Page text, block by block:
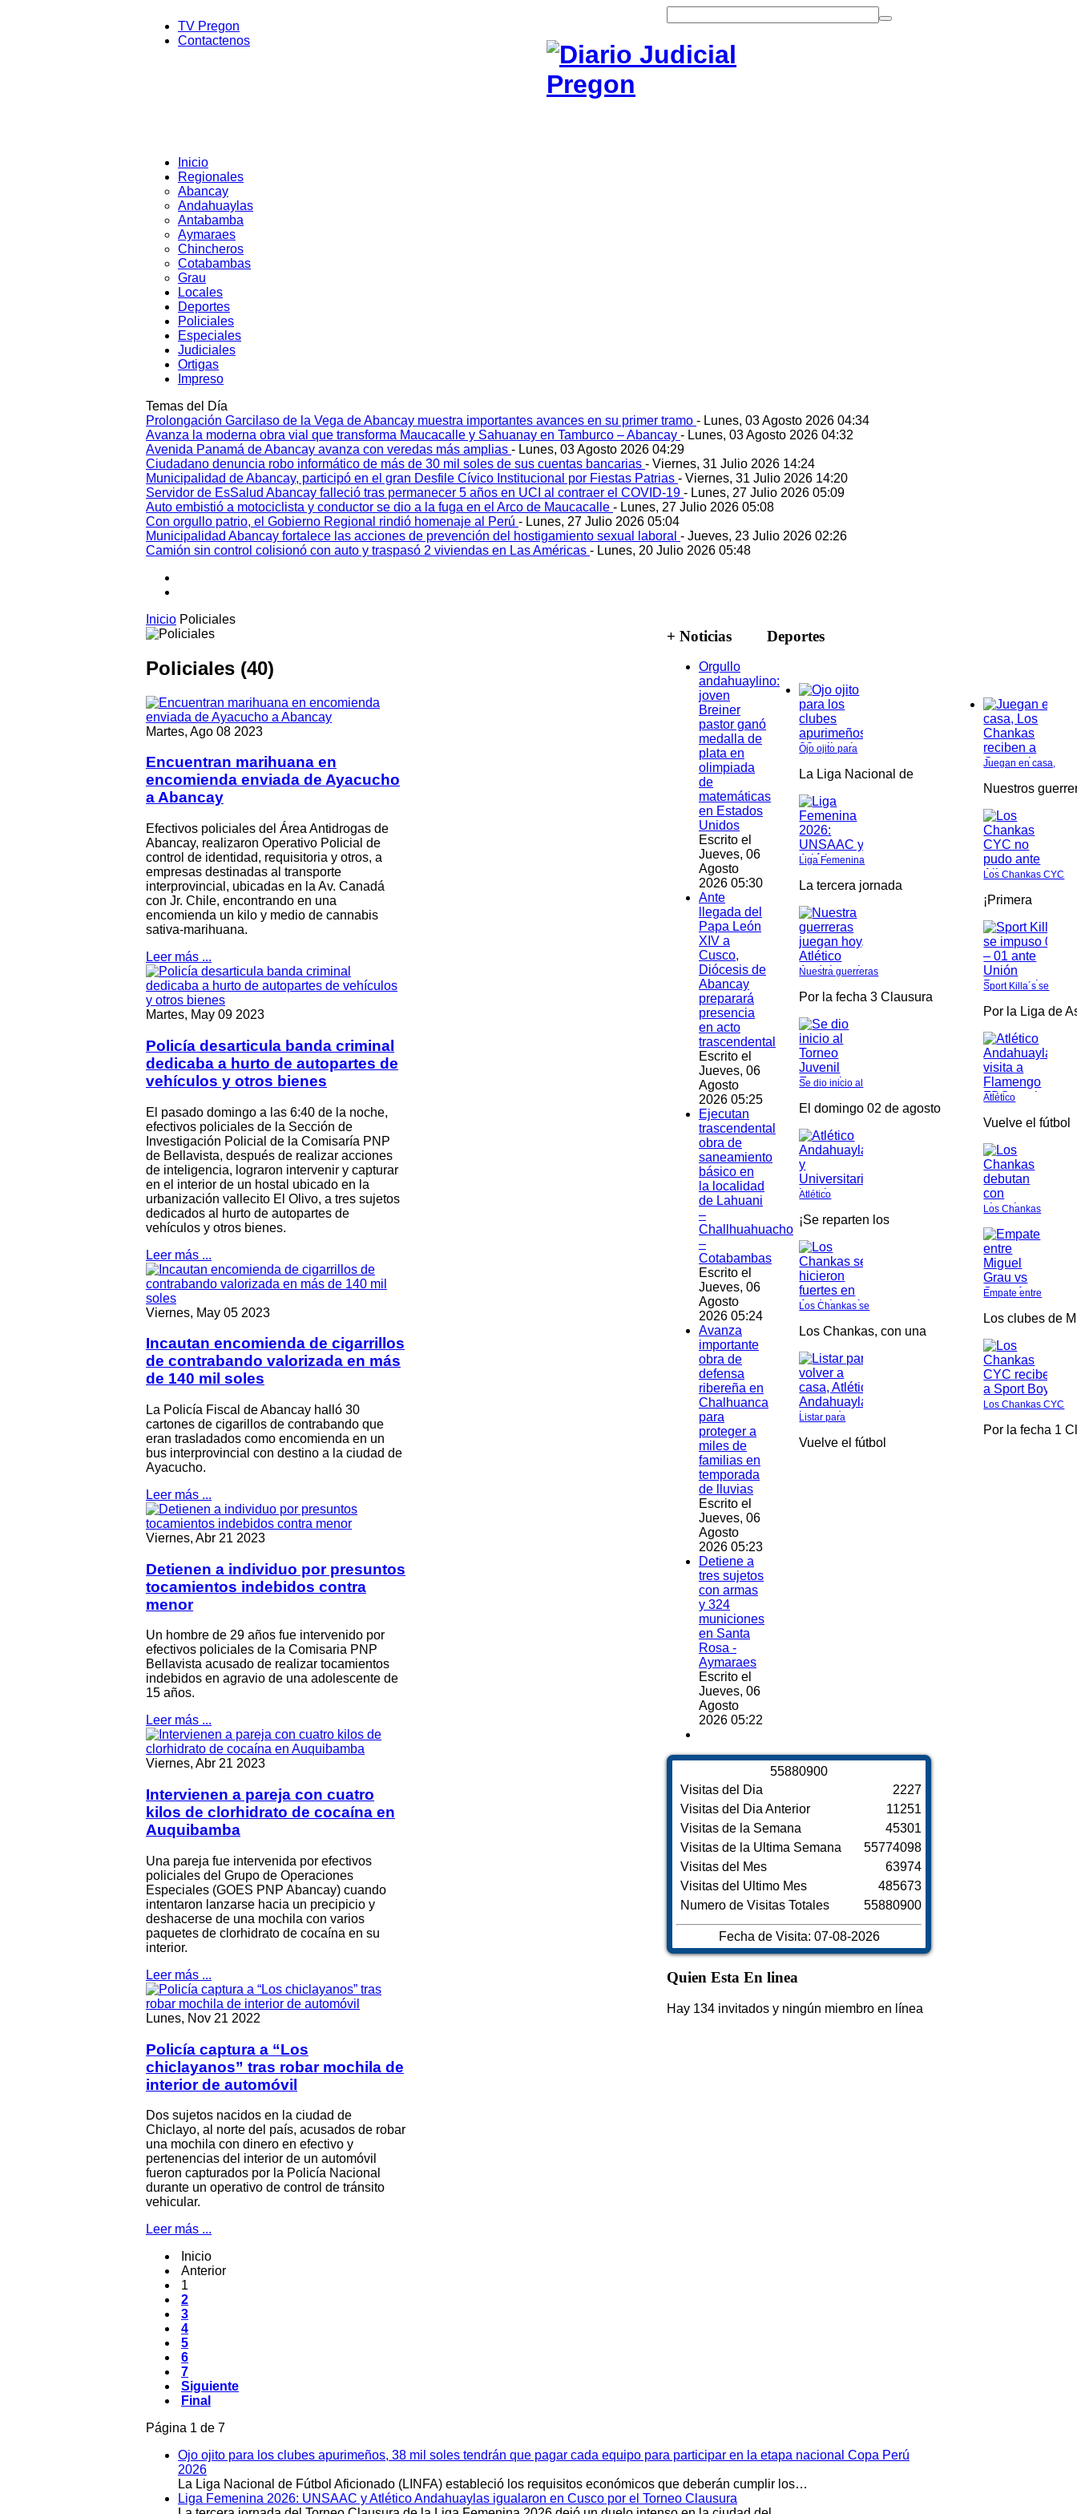
TV Pregon
Contactenos
Inicio
Regionales
Abancay
Andahuaylas
Antabamba
Aymaraes
Chincheros
Cotabambas
Grau
Locales
Deportes
Policiales
Especiales
Judiciales
Ortigas
Impreso
Temas del Día
Prolongación Garcilaso de la Vega de Abancay muestra importantes avances en su primer tramo - Lunes, 03 Agosto 2026 04:34
Avanza la moderna obra vial que transforma Maucacalle y Sahuanay en Tamburco – Abancay - Lunes, 03 Agosto 2026 04:32
Avenida Panamá de Abancay avanza con veredas más amplias - Lunes, 03 Agosto 2026 04:29
Ciudadano denuncia robo informático de más de 30 mil soles de sus cuentas bancarias - Viernes, 31 Julio 2026 14:24
Municipalidad de Abancay, participó en el gran Desfile Cívico Institucional por Fiestas Patrias - Viernes, 31 Julio 2026 14:20
Servidor de EsSalud Abancay falleció tras permanecer 5 años en UCI al contraer el COVID-19 - Lunes, 27 Julio 2026 05:09
Auto embistió a motociclista y conductor se dio a la fuga en el Arco de Maucacalle - Lunes, 27 Julio 2026 05:08
Con orgullo patrio, el Gobierno Regional rindió homenaje al Perú - Lunes, 27 Julio 2026 05:04
Municipalidad Abancay fortalece las acciones de prevención del hostigamiento sexual laboral - Jueves, 23 Julio 2026 02:26
Camión sin control colisionó con auto y traspasó 2 viviendas en Las Américas - Lunes, 20 Julio 2026 05:48
Inicio Policiales
Policiales (40)
Martes, Ago 08 2023
Encuentran marihuana en
encomienda enviada de Ayacucho
a Abancay
Efectivos policiales del Área Antidrogas de
Abancay, realizaron Operativo Policial de
control de identidad, requisitoria y otros, a
empresas destinadas al transporte
interprovincial, ubicadas en la Av. Canadá
con Jr. Chile, encontrando en una
encomienda un kilo y medio de cannabis
sativa-marihuana.
Leer más ...
Martes, May 09 2023
Policía desarticula banda criminal
dedicaba a hurto de autopartes de
vehículos y otros bienes
El pasado domingo a las 6:40 de la noche,
efectivos policiales de la Sección de
Investigación Policial de la Comisaría PNP
de Bellavista, después de realizar acciones
de inteligencia, lograron intervenir y capturar
en el interior de un hostal ubicado en la
urbanización vallecito El Olivo, a tres sujetos
dedicados al hurto de autopartes de
vehículos y otros bienes.
Leer más ...
Viernes, May 05 2023
Incautan encomienda de cigarrillos
de contrabando valorizada en más
de 140 mil soles
La Policía Fiscal de Abancay halló 30
cartones de cigarillos de contrabando que
eran trasladados como encomienda en un
bus interprovincial con destino a la ciudad de
Ayacucho.
Leer más ...
Viernes, Abr 21 2023
Detienen a individuo por presuntos
tocamientos indebidos contra
menor
Un hombre de 29 años fue intervenido por
efectivos policiales de la Comisaria PNP
Bellavista acusado de realizar tocamientos
indebidos en agravio de una adolescente de
15 años.
Leer más ...
Viernes, Abr 21 2023
Intervienen a pareja con cuatro
kilos de clorhidrato de cocaína en
Auquibamba
Una pareja fue intervenida por efectivos
policiales del Grupo de Operaciones
Especiales (GOES PNP Abancay) cuando
intentaron lanzarse hacia un precipicio y
deshacerse de una mochila con varios
paquetes de clorhidrato de cocaína en su
interior.
Leer más ...
Lunes, Nov 21 2022
Policía captura a “Los
chiclayanos” tras robar mochila de
interior de automóvil
Dos sujetos nacidos en la ciudad de
Chiclayo, al norte del país, acusados de robar
una mochila con dinero en efectivo y
pertenencias del interior de un automóvil
fueron capturados por la Policía Nacional
durante un operativo de control de tránsito
vehicular.
Leer más ...
Inicio
Anterior
1
2
3
4
5
6
7
Siguiente
Final
Página 1 de 7
+ Noticias
Orgullo
andahuaylino:
joven
Breiner
pastor ganó
medalla de
plata en
olimpiada
de
matemáticas
en Estados
Unidos
Escrito el
Jueves, 06
Agosto
2026 05:30
Ante
llegada del
Papa León
XIV a
Cusco,
Diócesis de
Abancay
preparará
presencia
en acto
trascendental
Escrito el
Jueves, 06
Agosto
2026 05:25
Ejecutan
trascendental
obra de
saneamiento
básico en
la localidad
de Lahuani
–
Challhuahuacho
–
Cotabambas
Escrito el
Jueves, 06
Agosto
2026 05:24
Avanza
importante
obra de
defensa
ribereña en
Chalhuanca
para
proteger a
miles de
familias en
temporada
de lluvias
Escrito el
Jueves, 06
Agosto
2026 05:23
Detiene a
tres sujetos
con armas
y 324
municiones
en Santa
Rosa -
Aymaraes
Escrito el
Jueves, 06
Agosto
2026 05:22
Deportes
Ojo ojito para
La Liga Nacional de
Liga Femenina
La tercera jornada
Nuestra guerreras
Por la fecha 3 Clausura
Se dio inicio al
El domingo 02 de agosto
Atlético
¡Se reparten los
Los Chankas se
Los Chankas, con una
Listar para
Vuelve el fútbol
Juegan en casa,
Nuestros
Los Chankas CYC
¡Primera
Sport Killa´s se
Por la Liga de
Atlético
Vuelve el fútbol
Los Chankas
Empate entre
Los clubes de
Los Chankas CYC
Por la fecha 1
55880900
Visitas del Dia
Visitas del Dia Anterior
Visitas de la Semana
Visitas de la Ultima Semana
Visitas del Mes
Visitas del Ultimo Mes
Numero de Visitas Totales
2227
11251
45301
55774098
63974
485673
55880900
Fecha de Visita: 07-08-2026
Quien Esta En linea
Hay 134 invitados y ningún miembro en línea
Ojo ojito para los clubes apurimeños, 38 mil soles tendrán que pagar cada equipo para participar en la etapa nacional Copa Perú
2026
La Liga Nacional de Fútbol Aficionado (LINFA) estableció los requisitos económicos que deberán cumplir los…
Liga Femenina 2026: UNSAAC y Atlético Andahuaylas igualaron en Cusco por el Torneo Clausura